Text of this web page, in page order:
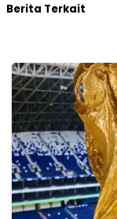
Berita Terkait